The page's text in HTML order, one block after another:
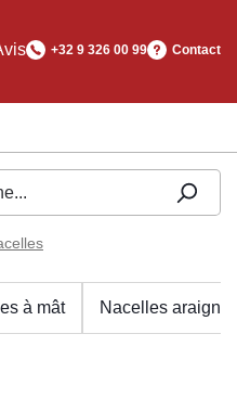
+32 9 326 00 99 Contact
à mât Nacelles